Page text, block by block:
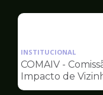
INSTITUCIONAL
COMAIV -
Impacto de